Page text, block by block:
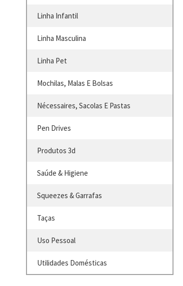
Linha Infantil
Linha Masculina
Linha Pet
Mochilas, Malas E Bolsas
Nécessaires, Sacolas E Pastas
Pen Drives
Produtos 3d
Saúde & Higiene
Squeezes & Garrafas
Taças
Uso Pessoal
Utilidades Domésticas